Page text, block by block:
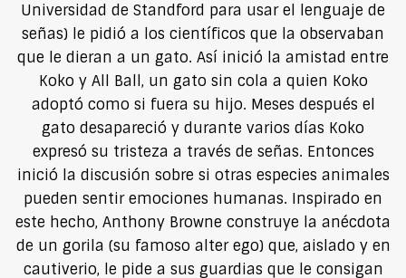
Universidad de Standford para usar el lenguaje de
señas) le pidió a los científicos que la observaban
que le dieran a un gato. Así inició la amistad entre
Koko y All Ball, un gato sin cola a quien Koko
adoptó como si fuera su hijo. Meses después el
gato desapareció y durante varios días Koko
expresó su tristeza a través de señas. Entonces
inició la discusión sobre si otras especies animales
pueden sentir emociones humanas. Inspirado en
este hecho, Anthony Browne construye la anécdota
de un gorila (su famoso alter ego) que, aislado y en
cautiverio, le pide a sus guardias que le consigan